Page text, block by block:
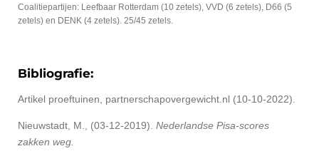
Coalitiepartijen: Leefbaar Rotterdam (10 zetels), VVD (6 zetels), D66 (5
zetels) en DENK (4 zetels). 25/45 zetels.
Bibliografie:
Artikel proeftuinen, partnerschapovergewicht.nl (10-10-2022).
Nieuwstadt, M., (03-12-2019). Nederlandse Pisa-scores
zakken weg.